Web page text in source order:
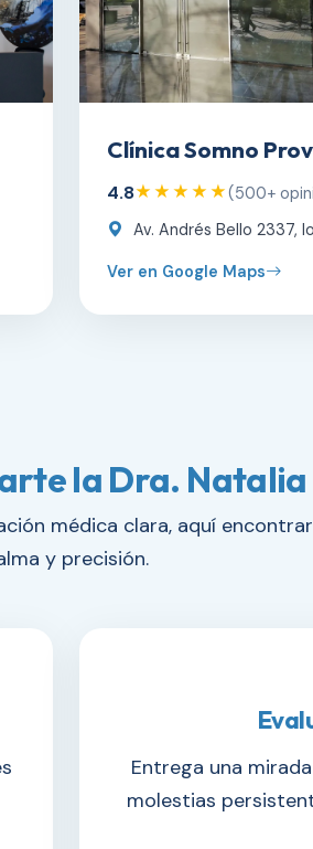
Clínica Somno
4.8★★★★★(500+
Av. Andrés Bello 2337,
Ver en Google Maps
la Dra.
médica clara, aquí
y precisión.
Entrega una
molestias